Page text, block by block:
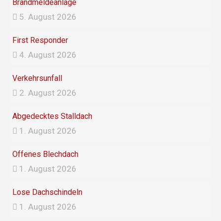
Brandmeldeanlage
5. August 2026
First Responder
4. August 2026
Verkehrsunfall
2. August 2026
Abgedecktes Stalldach
1. August 2026
Offenes Blechdach
1. August 2026
Lose Dachschindeln
1. August 2026